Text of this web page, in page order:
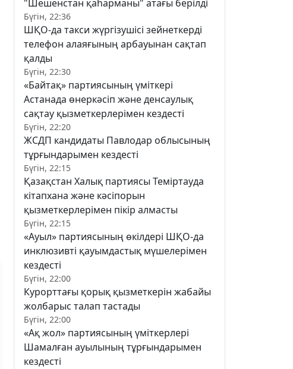
"Шешенстан қаһарманы" атағы берілді
Бүгін, 22:36
ШҚО-да такси жүргізушісі зейнеткерді
телефон алаяғының арбауынан сақтап
қалды
Бүгін, 22:30
«Байтақ» партиясының үміткері
Астанада өнеркәсіп және денсаулық
сақтау қызметкерлерімен кездесті
Бүгін, 22:20
ЖСДП кандидаты Павлодар облысының
тұрғындарымен кездесті
Бүгін, 22:15
Қазақстан Халық партиясы Теміртауда
кітапхана және кәсіпорын
қызметкерлерімен пікір алмасты
Бүгін, 22:15
«Ауыл» партиясының өкілдері ШҚО-да
инклюзивті қауымдастық мүшелерімен
кездесті
Бүгін, 22:00
Курорттағы қорық қызметкерін жабайы
жолбарыс талап тастады
Бүгін, 22:00
«Ақ жол» партиясының үміткерлері
Шамалған ауылының тұрғындарымен
кездесті